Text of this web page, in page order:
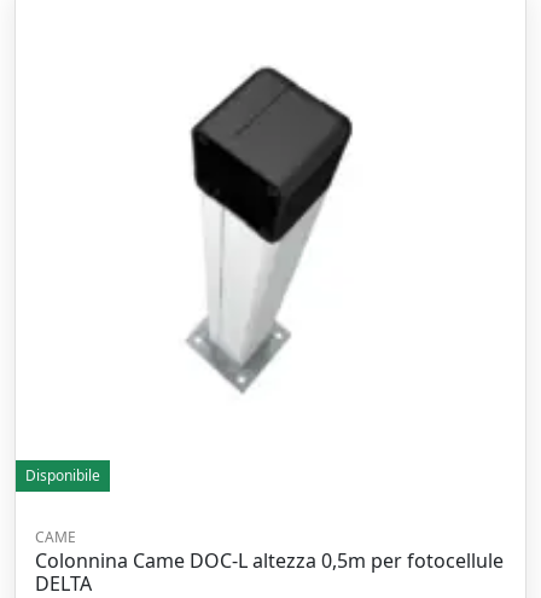
Disponibile
CAME
Colonnina Came DOC-L altezza 0,5m per fotocellule
DELTA